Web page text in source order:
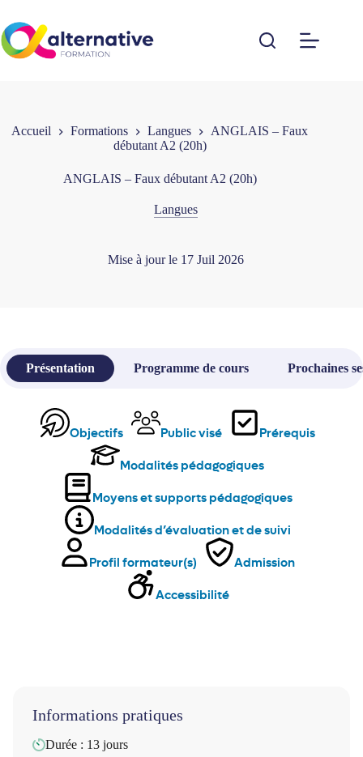
contenu
Accueil Formations Langues
ANGLAIS – Faux
débutant A2 (20h)
ANGLAIS – Faux débutant A2 (20h)
Langues
Mise à jour le 17 Juil 2026
Présentation Programme de cours Prochaines
Objectifs Public visé Prérequis
Modalités pédagogiques
Moyens et supports pédagogiques
Modalités d’évaluation et de suivi
Profil formateur(s) Admission
Accessibilité
Informations pratiques
Durée : 13 jours